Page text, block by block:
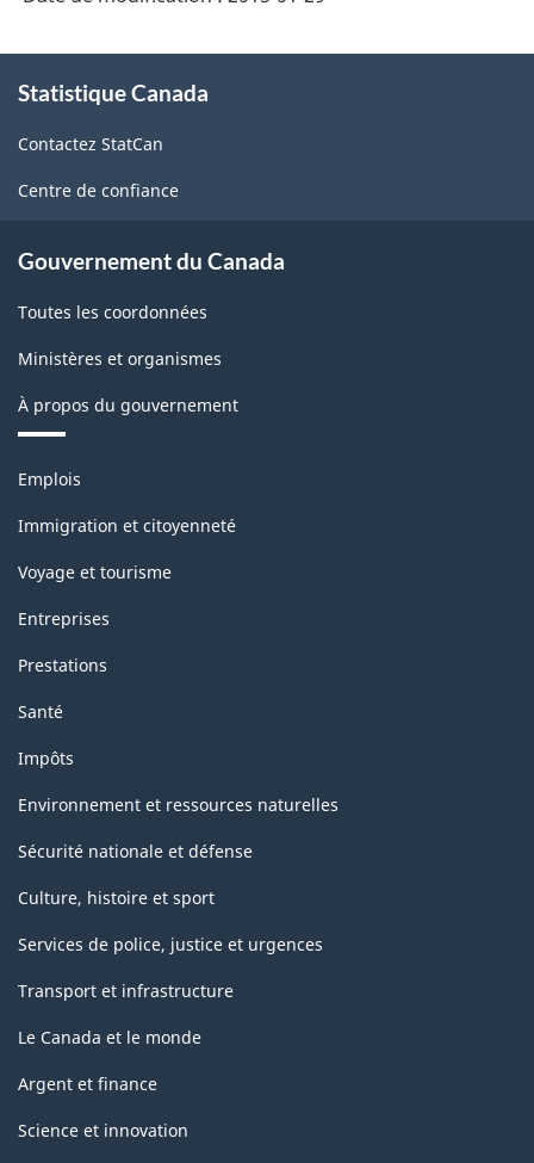
propos
ce
site
Statistique Canada
Contactez StatCan
Centre de confiance
Gouvernement du Canada
Toutes les coordonnées
Ministères et organismes
À propos du gouvernement
Thèmes
sujets
Emplois
Immigration et citoyenneté
Voyage et tourisme
Entreprises
Prestations
Santé
Impôts
Environnement et ressources naturelles
Sécurité nationale et défense
Culture, histoire et sport
Services de police, justice et urgences
Transport et infrastructure
Le Canada et le monde
Argent et finance
Science et innovation